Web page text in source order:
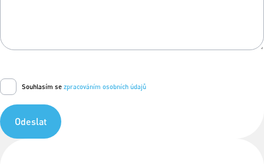
Souhlasím se zpracováním osobních údajů
Odeslat